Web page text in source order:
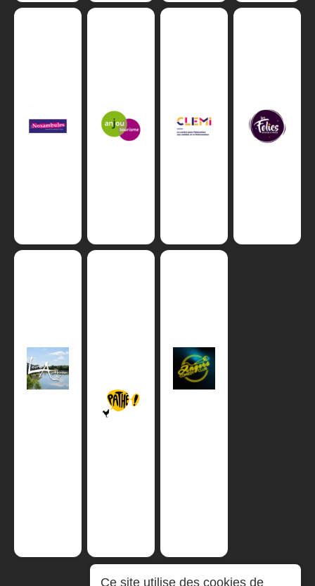
Ce site utilise des cookies de